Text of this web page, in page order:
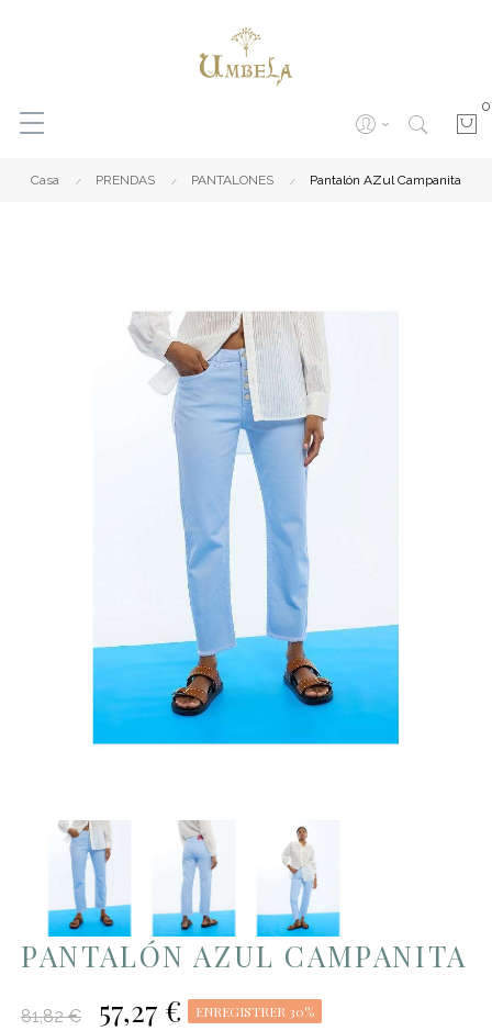
0
Casa PRENDAS PANTALONES Pantalón AZul Campanita
PANTALÓN AZUL CAMPANITA
81,82 € 57,27 € ENREGISTRER 30%